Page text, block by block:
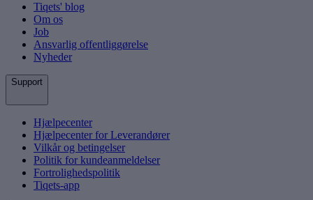
Tiqets' blog
Om os
Job
Ansvarlig offentliggørelse
Nyheder
Support
Hjælpecenter
Hjælpecenter for Leverandører
Vilkår og betingelser
Politik for kundeanmeldelser
Fortrolighedspolitik
Tiqets-app